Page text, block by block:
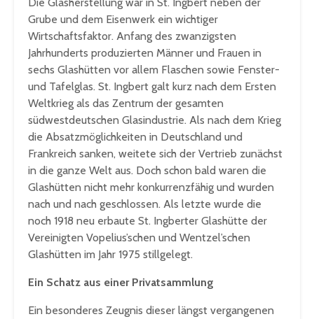
Grube und dem Eisenwerk ein wichtiger
Wirtschaftsfaktor. Anfang des zwanzigsten
Jahrhunderts produzierten Männer und Frauen in
sechs Glashütten vor allem Flaschen sowie Fenster-
und Tafelglas. St. Ingbert galt kurz nach dem Ersten
Weltkrieg als das Zentrum der gesamten
südwestdeutschen Glasindustrie. Als nach dem Krieg
die Absatzmöglichkeiten in Deutschland und
Frankreich sanken, weitete sich der Vertrieb zunächst
in die ganze Welt aus. Doch schon bald waren die
Glashütten nicht mehr konkurrenzfähig und wurden
nach und nach geschlossen. Als letzte wurde die
noch 1918 neu erbaute St. Ingberter Glashütte der
Vereinigten Vopelius’schen und Wentzel’schen
Glashütten im Jahr 1975 stillgelegt.
Ein Schatz aus einer Privatsammlung
Ein besonderes Zeugnis dieser längst vergangenen